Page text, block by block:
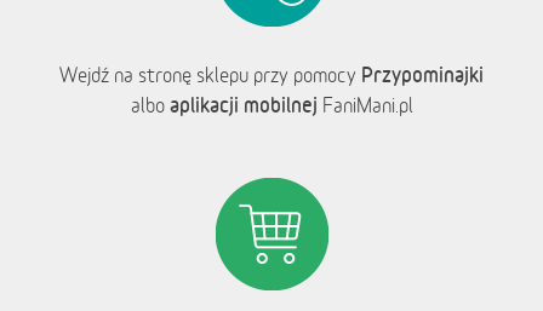
Wejdź na stronę sklepu przy pomocy Przypominajki
albo aplikacji mobilnej FaniMani.pl